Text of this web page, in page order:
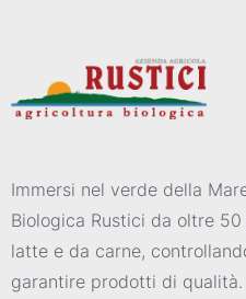
Immersi nel verde della
Biologica Rustici da oltre
latte e da carne,
garantire prodotti di qualità.